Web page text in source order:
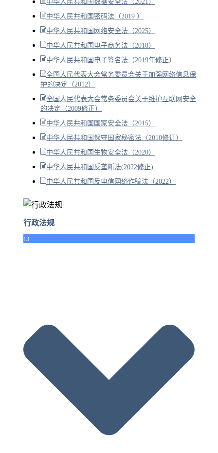
中华人民共和国数据安全法（2021）
中华人民共和国密码法（2019 ）
中华人民共和国网络安全法（2025）
中华人民共和国电子商务法（2018）
中华人民共和国电子签名法（2019年修正）
全国人民代表大会常务委员会关于加强网络信息保
护的决定（2012）
全国人民代表大会常务委员会关于维护互联网安全
的决定（2009修正）
中华人民共和国国家安全法（2015）
中华人民共和国保守国家秘密法（2010修订）
中华人民共和国生物安全法（2020）
中华人民共和国反垄断法(2022修正)
中华人民共和国反电信网络诈骗法（2022）
行政法规
13